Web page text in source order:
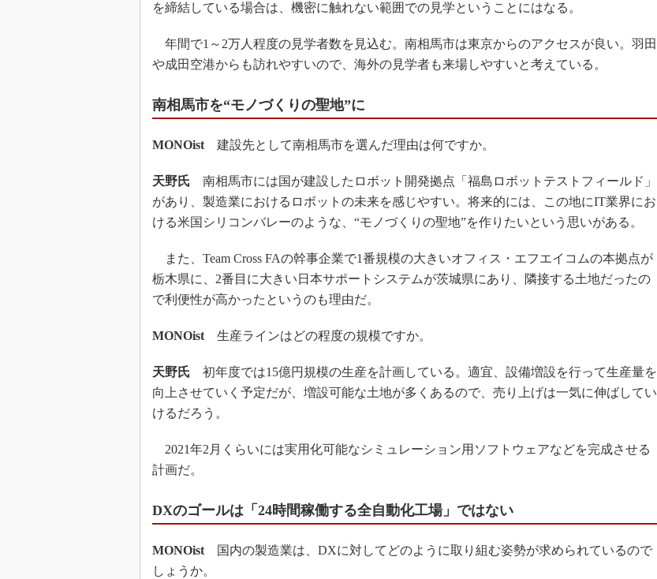
を締結している場合は、機密に触れない範囲での見学ということにはなる。
年間で1～2万人程度の見学者数を見込む。南相馬市は東京からのアクセスが良い。羽田
や成田空港からも訪れやすいので、海外の見学者も来場しやすいと考えている。
南相馬市を“モノづくりの聖地”に
MONOist 建設先として南相馬市を選んだ理由は何ですか。
天野氏 南相馬市には国が建設したロボット開発拠点「福島ロボットテストフィールド」
があり、製造業におけるロボットの未来を感じやすい。将来的には、この地にIT業界にお
ける米国シリコンバレーのような、“モノづくりの聖地”を作りたいという思いがある。
また、Team Cross FAの幹事企業で1番規模の大きいオフィス・エフエイコムの本拠点が
栃木県に、2番目に大きい日本サポートシステムが茨城県にあり、隣接する土地だったの
で利便性が高かったというのも理由だ。
MONOist 生産ラインはどの程度の規模ですか。
天野氏 初年度では15億円規模の生産を計画している。適宜、設備増設を行って生産量を
向上させていく予定だが、増設可能な土地が多くあるので、売り上げは一気に伸ばしてい
けるだろう。
2021年2月くらいには実用化可能なシミュレーション用ソフトウェアなどを完成させる
計画だ。
DXのゴールは「24時間稼働する全自動化工場」ではない
MONOist 国内の製造業は、DXに対してどのように取り組む姿勢が求められているので
しょうか。